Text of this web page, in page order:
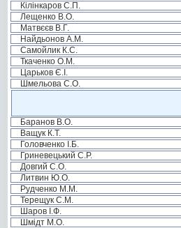
Кілінкаров С.П.
Лещенко В.О.
Матвєєв В.Г.
Найдьонов А.М.
Самойлик К.С.
Ткаченко О.М.
Царьков Є.І.
Шмельова С.О.
Баранов В.О.
Ващук К.Т.
Головченко І.Б.
Гриневецький С.Р.
Довгий С.О.
Литвин Ю.О.
Рудченко М.М.
Терещук С.М.
Шаров І.Ф.
Шмідт М.О.